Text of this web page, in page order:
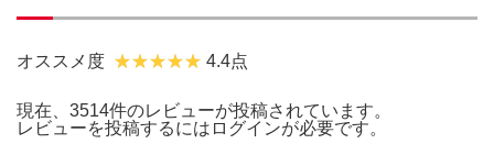
オススメ度 4.4点
現在、3514件のレビューが投稿されています。
レビューを投稿するには ログインが必要です。